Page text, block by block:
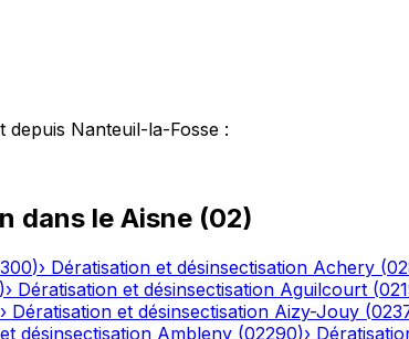
depuis Nanteuil-la-Fosse :
dans le Aisne (02)
)› Dératisation et désinsectisation Achery (
)› Dératisation et désinsectisation Aguilcourt (
› Dératisation et désinsectisation Aizy-Jouy (
désinsectisation Ambleny (02290)›